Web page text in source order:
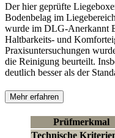
Der hier geprüfte
Bodenbelag im
wurde im DLG-Anerkannt
Haltbarkeits- und
Praxisuntersuchungen
die Reinigung beurteilt.
deutlich besser als der
Mehr erfahren
Prüfmerkmal
Technische